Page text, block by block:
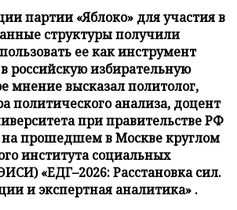
партии «Яблоко» для участия в
структуры получили
ее как инструмент
российскую избирательную
мнение высказал политолог,
политического анализа, доцент
при правительстве РФ
прошедшем в Москве круглом
института социальных
«ЕДГ–2026: Расстановка сил.
и экспертная аналитика» .